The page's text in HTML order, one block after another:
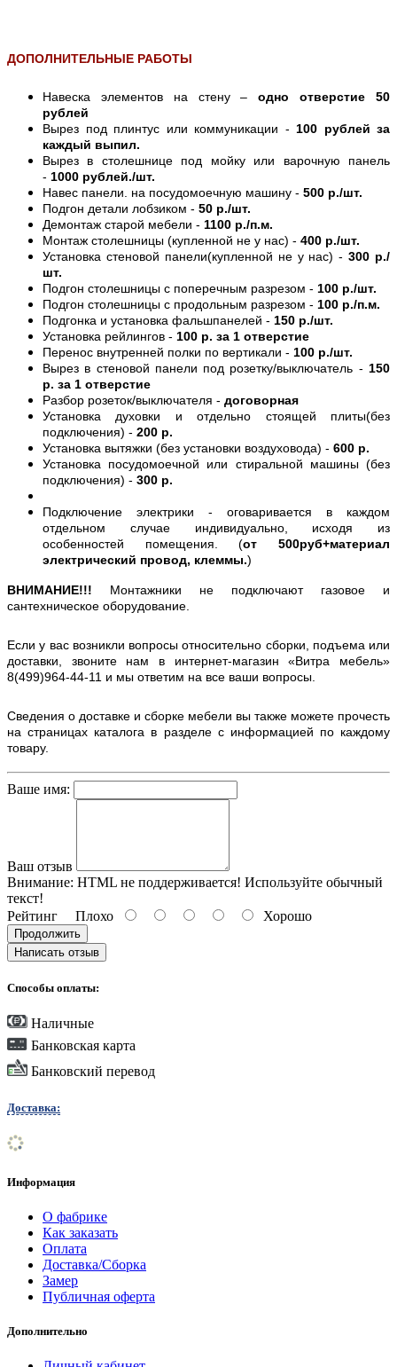
ДОПОЛНИТЕЛЬНЫЕ РАБОТЫ
Навеска элементов на стену –одно отверстие 50
рублей
Вырез под плинтус или коммуникации - 100 рублей за
каждый выпил.
Вырез в столешнице под мойку или варочную панель
- 1000 рублей./шт.
Навес панели. на посудомоечную машину - 500 р./шт.
Подгон детали лобзиком - 50 р./шт.
Демонтаж старой мебели - 1100 р./п.м.
Монтаж столешницы (купленной не у нас) - 400 р./шт.
Установка стеновой панели(купленной не у нас) -300 р./
шт.
Подгон столешницы с поперечным разрезом - 100 р./шт.
Подгон столешницы с продольным разрезом - 100 р./п.м.
Подгонка и установка фальшпанелей - 150 р./шт.
Установка рейлингов - 100 р. за 1 отверстие
Перенос внутренней полки по вертикали - 100 р./шт.
Вырез в стеновой панели под розетку/выключатель - 150
р. за 1 отверстие
Разбор розеток/выключателя - договорная
Установка духовки и отдельно стоящей плиты(без
подключения) - 200 р.
Установка вытяжки (без установки воздуховода) - 600 р.
Установка посудомоечной или стиральной машины (без
подключения) - 300 р.
Подключение электрики - оговаривается в каждом
отдельном случае индивидуально, исходя из
особенностей помещения. (от 500руб+материал
электрический провод, клеммы.)
ВНИМАНИЕ!!! Монтажники не подключают газовое и
сантехническое оборудование.
Если у вас возникли вопросы относительно сборки, подъема или
доставки, звоните нам в интернет-магазин «Витра мебель»
8(499)964-44-11 и мы ответим на все ваши вопросы.
Сведения о доставке и сборке мебели вы также можете прочесть
на страницах каталога в разделе с информацией по каждому
товару.
Ваше имя:
Ваш отзыв
Внимание: HTML не поддерживается! Используйте обычный
текст!
Рейтинг Плохо Хорошо
Продолжить
Написать отзыв
Способы оплаты:
Наличные
Банковская карта
Банковский перевод
Доставка:
Информация
О фабрике
Как заказать
Оплата
Доставка/Сборка
Замер
Публичная оферта
Дополнительно